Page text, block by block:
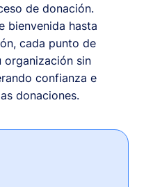
de donación.
bienvenida hasta
cada punto de
sin
confianza e
donaciones.